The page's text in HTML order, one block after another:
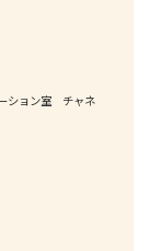
ション室 チャネ